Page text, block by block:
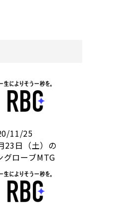
11/25
23日（土）の
グローブMTG